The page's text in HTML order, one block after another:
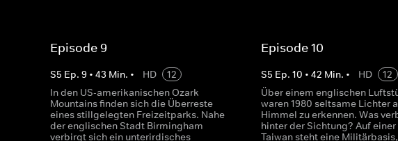
Episode 9
S5 Ep. 9 • 43 Min. • HD
12
In den US-amerikanischen Ozark
Mountains finden sich die Überreste
eines stillgelegten Freizeitparks. Nahe
der englischen Stadt Birmingham
verbirgt sich ein unterirdisches
Episode 10
S5 Ep.10 •42 Min. • HD
12
Über einem englischen
waren 1980 seltsame Lichter
Himmel zu erkennen. Was
hinter der Sichtung? Auf einer
Taiwan steht eine